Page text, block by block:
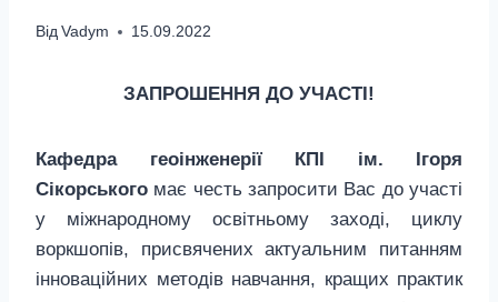
Від Vadym 15.09.2022
ЗАПРОШЕННЯ ДО УЧАСТІ!
Кафедра геоінженерії КПІ ім. Ігоря
Сікорського має честь запросити Вас до участі
у міжнародному освітньому заході, циклу
воркшопів, присвячених актуальним питанням
інноваційних методів навчання, кращих практик